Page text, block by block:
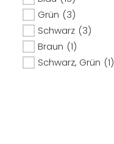
Grün (3)
Schwarz (3)
Braun (1)
Schwarz, Grün (1)